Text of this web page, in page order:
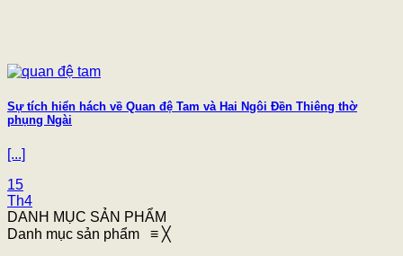
Sự tích hiển hách về Quan đệ Tam và Hai Ngôi Đền Thiêng thờ
phụng Ngài
[...]
15
Th4
DANH MỤC SẢN PHẨM
Danh mục sản phẩm ≡ ╳